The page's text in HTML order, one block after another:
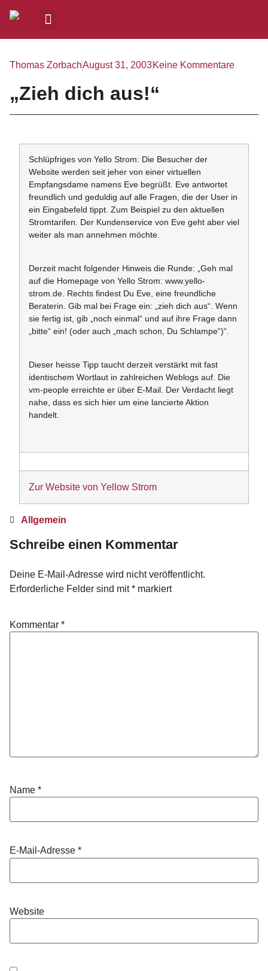
Thomas ZorbachAugust 31, 2003Keine Kommentare
„Zieh dich aus!“
Schlüpfriges von Yello Strom: Die Besucher der
Website werden seit jeher von einer virtuellen
Empfangsdame namens Eve begrüßt. Eve antwortet
freundlich und geduldig auf alle Fragen, die der User in
ein Eingabefeld tippt. Zum Beispiel zu den aktuellen
Stromtarifen. Der Kundenservice von Eve geht aber viel
weiter als man annehmen möchte.
Derzeit macht folgender Hinweis die Runde: „Geh mal
auf die Homepage von Yello Strom: www.yello-
strom.de. Rechts findest Du Eve, eine freundliche
Beraterin. Gib mal bei Frage ein: „zieh dich aus“. Wenn
sie fertig ist, gib „noch einmal“ und auf ihre Frage dann
„bitte“ ein! (oder auch „mach schon, Du Schlampe“)“.
Dieser heisse Tipp taucht derzeit verstärkt mit fast
identischem Wortlaut in zahlreichen Weblogs auf. Die
vm-people erreichte er über E-Mail. Der Verdacht liegt
nahe, dass es sich hier um eine lancierte Aktion
handelt.
Zur Website von Yellow Strom
Allgemein
Schreibe einen Kommentar
Deine E-Mail-Adresse wird nicht veröffentlicht.
Erforderliche Felder sind mit* markiert
Kommentar *
Name *
E-Mail-Adresse *
Website